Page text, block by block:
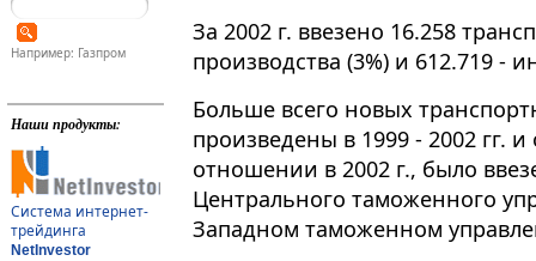
Например: Газпром
Наши продукты:
Система интернет-
трейдинга
NetInvestor
За 2002 г. ввезено 16.258
производства (3%) и 612.719 -
Больше всего новых
произведены в 1999 - 2002 гг.
отношении в 2002 г., было
Центрального таможенного
Западном таможенном